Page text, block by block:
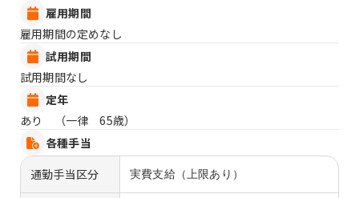
雇用期間
雇用期間の定めなし
試用期間
試用期間なし
定年
あり （一律 65歳）
各種手当
通勤手当区分
実費支給（上限あり）